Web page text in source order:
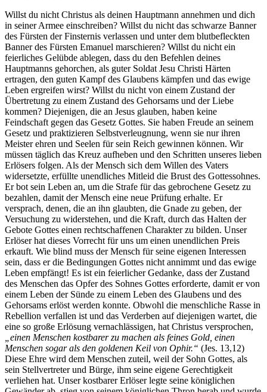
Willst du nicht Christus als deinen Hauptmann annehmen und dich
in seiner Armee einschreiben? Willst du nicht das schwarze Banner
des Fürsten der Finsternis verlassen und unter dem blutbefleckten
Banner des Fürsten Emanuel marschieren? Willst du nicht ein
feierliches Gelübde ablegen, dass du den Befehlen deines
Hauptmanns gehorchen, als guter Soldat Jesu Christi Härten
ertragen, den guten Kampf des Glaubens kämpfen und das ewige
Leben ergreifen wirst? Willst du nicht von einem Zustand der
Übertretung zu einem Zustand des Gehorsams und der Liebe
kommen? Diejenigen, die an Jesus glauben, haben keine
Feindschaft gegen das Gesetz Gottes. Sie haben Freude an seinem
Gesetz und praktizieren Selbstverleugnung, wenn sie nur ihren
Meister ehren und Seelen für sein Reich gewinnen können. Wir
müssen täglich das Kreuz aufheben und den Schritten unseres lieben
Erlösers folgen. Als der Mensch sich dem Willen des Vaters
widersetzte, erfüllte unendliches Mitleid die Brust des Gottessohnes.
Er bot sein Leben an, um die Strafe für das gebrochene Gesetz zu
bezahlen, damit der Mensch eine neue Prüfung erhalte. Er
versprach, denen, die an ihn glaubten, die Gnade zu geben, der
Versuchung zu widerstehen, und die Kraft, durch das Halten der
Gebote Gottes einen rechtschaffenen Charakter zu bilden. Unser
Erlöser hat dieses Vorrecht für uns um einen unendlichen Preis
erkauft. Wie blind muss der Mensch für seine eigenen Interessen
sein, dass er die Bedingungen Gottes nicht annimmt und das ewige
Leben empfängt! Es ist ein feierlicher Gedanke, dass der Zustand
des Menschen das Opfer des Sohnes Gottes erforderte, damit er von
einem Leben der Sünde zu einem Leben des Glaubens und des
Gehorsams erlöst werden konnte. Obwohl die menschliche Rasse in
Rebellion verfallen ist und das Verderben auf diejenigen wartet, die
eine so große Erlösung vernachlässigen, hat Christus versprochen,
„einen Menschen kostbarer zu machen als feines Gold, einen
Menschen sogar als den goldenen Keil von Ophir.“ (Jes. 13,12)
Diese Ehre wird dem Menschen zuteil, weil der Sohn Gottes, als
sein Stellvertreter und Bürge, ihm seine eigene Gerechtigkeit
verliehen hat. Unser kostbarer Erlöser legte seine königlichen